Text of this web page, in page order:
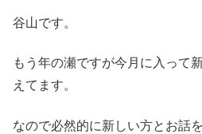
谷山です。
もう年の瀬ですが今月に入って
えてます。
なので必然的に新しい方とお話